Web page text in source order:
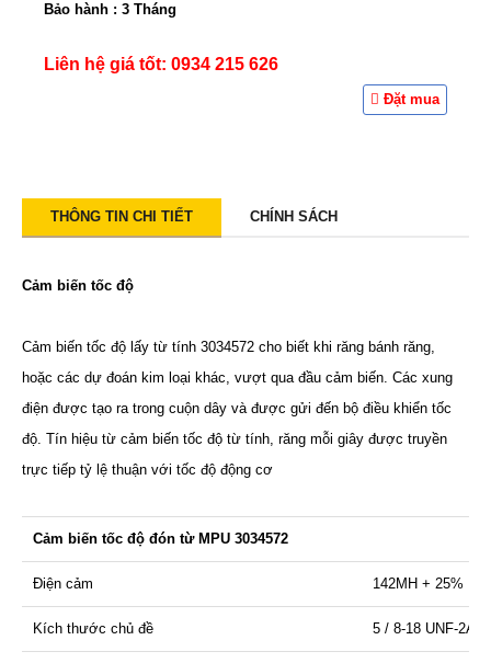
Bảo hành : 3 Tháng
Liên hệ giá tốt: 0934 215 626
Đặt mua
THÔNG TIN CHI TIẾT CHÍNH SÁCH
Cảm biến tốc độ
Cảm biến tốc độ lấy từ tính 3034572 cho biết khi răng bánh răng,
hoặc các dự đoán kim loại khác, vượt qua đầu cảm biến. Các xung
điện được tạo ra trong cuộn dây và được gửi đến bộ điều khiển tốc
độ. Tín hiệu từ cảm biến tốc độ từ tính, răng mỗi giây được truyền
trực tiếp tỷ lệ thuận với tốc độ động cơ
Cảm biến tốc độ đón từ MPU 3034572
Điện cảm 142MH + 25%
Kích thước chủ đề 5 / 8-18 UNF-2A